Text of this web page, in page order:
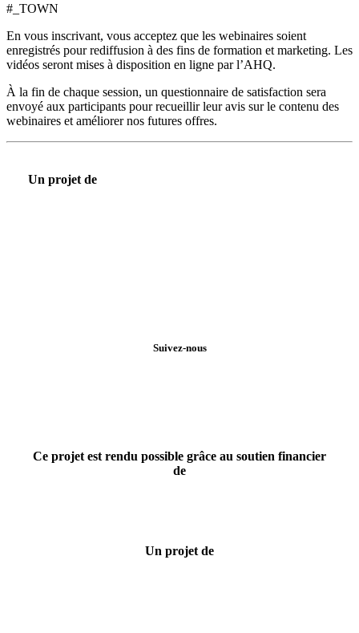
#_TOWN
En vous inscrivant, vous acceptez que les webinaires soient
enregistrés pour rediffusion à des fins de formation et marketing. Les
vidéos seront mises à disposition en ligne par l’AHQ.
À la fin de chaque session, un questionnaire de satisfaction sera
envoyé aux participants pour recueillir leur avis sur le contenu des
webinaires et améliorer nos futures offres.
Un projet de
Suivez-nous
Ce projet est rendu possible grâce au soutien financier
de
Un projet de